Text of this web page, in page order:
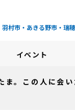
京・西多
村市・あきる野市・瑞
イベント
ま。この人に会い